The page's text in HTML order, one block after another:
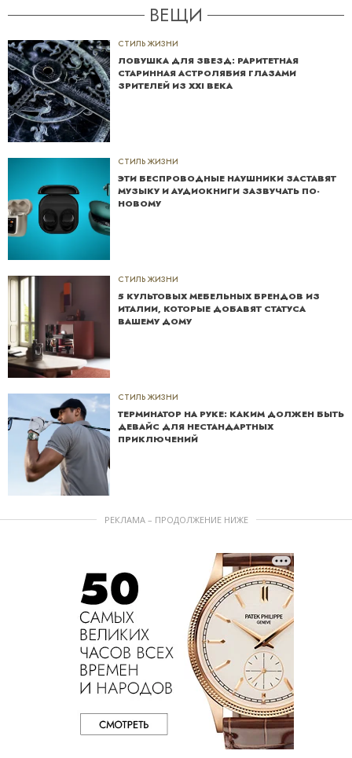
ВЕЩИ
СТИЛЬ ЖИЗНИ
ЛОВУШКА ДЛЯ ЗВЕЗД: РАРИТЕТНАЯ
СТАРИННАЯ АСТРОЛЯБИЯ ГЛАЗАМИ
ЗРИТЕЛЕЙ ИЗ XXI ВЕКА
СТИЛЬ ЖИЗНИ
ЭТИ БЕСПРОВОДНЫЕ НАУШНИКИ ЗАСТАВЯТ
МУЗЫКУ И АУДИОКНИГИ ЗАЗВУЧАТЬ ПО-
НОВОМУ
СТИЛЬ ЖИЗНИ
5 КУЛЬТОВЫХ МЕБЕЛЬНЫХ БРЕНДОВ ИЗ
ИТАЛИИ, КОТОРЫЕ ДОБАВЯТ СТАТУСА
ВАШЕМУ ДОМУ
СТИЛЬ ЖИЗНИ
ТЕРМИНАТОР НА РУКЕ: КАКИМ ДОЛЖЕН БЫТЬ
ДЕВАЙС ДЛЯ НЕСТАНДАРТНЫХ
ПРИКЛЮЧЕНИЙ
РЕКЛАМА – ПРОДОЛЖЕНИЕ НИЖЕ